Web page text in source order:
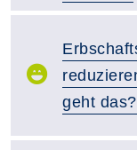
geht das?